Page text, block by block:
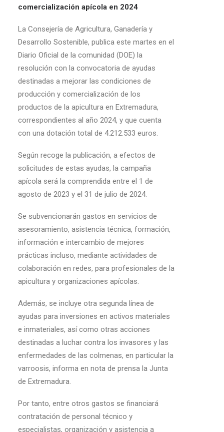
comercialización apícola en 2024
La Consejería de Agricultura, Ganadería y
Desarrollo Sostenible, publica este martes en el
Diario Oficial de la comunidad (DOE) la
resolución con la convocatoria de ayudas
destinadas a mejorar las condiciones de
producción y comercialización de los
productos de la apicultura en Extremadura,
correspondientes al año 2024, y que cuenta
con una dotación total de 4.212.533 euros.
Según recoge la publicación, a efectos de
solicitudes de estas ayudas, la campaña
apícola será la comprendida entre el 1 de
agosto de 2023 y el 31 de julio de 2024.
Se subvencionarán gastos en servicios de
asesoramiento, asistencia técnica, formación,
información e intercambio de mejores
prácticas incluso, mediante actividades de
colaboración en redes, para profesionales de la
apicultura y organizaciones apícolas.
Además, se incluye otra segunda línea de
ayudas para inversiones en activos materiales
e inmateriales, así como otras acciones
destinadas a luchar contra los invasores y las
enfermedades de las colmenas, en particular la
varroosis, informa en nota de prensa la Junta
de Extremadura.
Por tanto, entre otros gastos se financiará
contratación de personal técnico y
especialistas, organización y asistencia a